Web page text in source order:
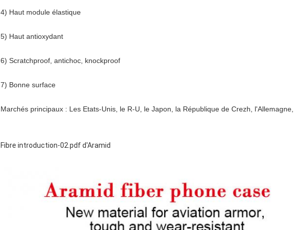
4) Haut module élastique
5) Haut antioxydant
6) Scratchproof, antichoc, knockproof
7) Bonne surface
Marchés principaux : Les Etats-Unis, le R-U, le Japon, la République de Crezh,
Fibre introduction-02.pdf d'Aramid